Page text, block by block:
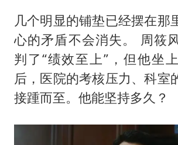
几个明显的铺垫已经摆在那
心的矛盾不会消失。 周筱
判了“绩效至上”，但他坐
后，医院的考核压力、科室
接踵而至。他能坚持多久？